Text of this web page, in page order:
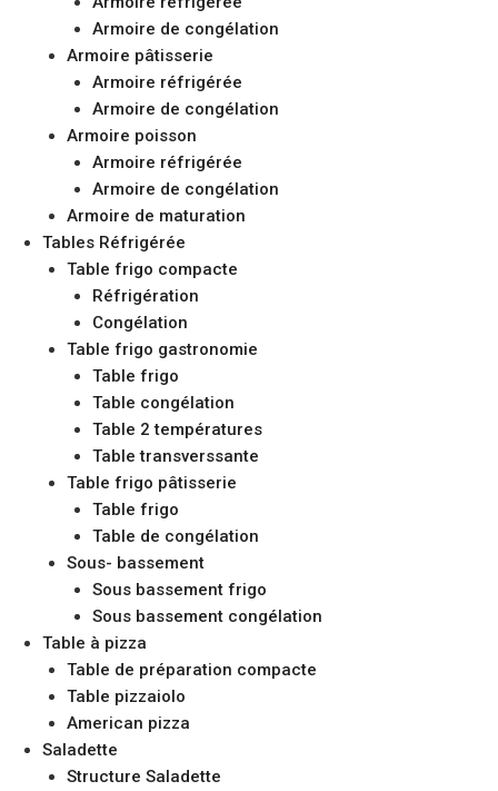
Armoire de congélation
Armoire pâtisserie
Armoire réfrigérée
Armoire de congélation
Armoire poisson
Armoire réfrigérée
Armoire de congélation
Armoire de maturation
Tables Réfrigérée
Table frigo compacte
Réfrigération
Congélation
Table frigo gastronomie
Table frigo
Table congélation
Table 2 températures
Table transverssante
Table frigo pâtisserie
Table frigo
Table de congélation
Sous- bassement
Sous bassement frigo
Sous bassement congélation
Table à pizza
Table de préparation compacte
Table pizzaiolo
American pizza
Saladette
Structure Saladette